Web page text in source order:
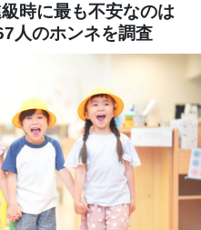
時に最も不安なのは
人のホンネを調査